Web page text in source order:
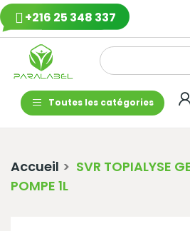
+216 25 348 337
Toutes les catégories
Accueil
SVR TOPIALYSE
POMPE 1L